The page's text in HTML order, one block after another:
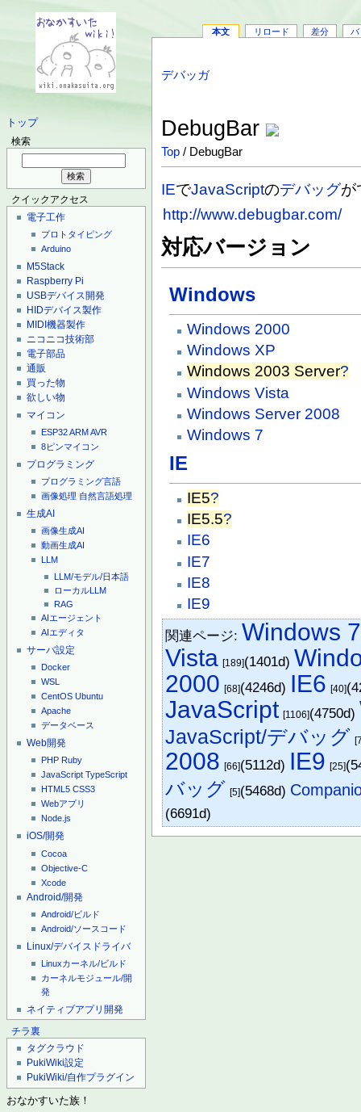
トップ
検索
クイックアクセス
電子工作
プロトタイピング
Arduino
M5Stack
Raspberry Pi
USBデバイス開発
HIDデバイス製作
MIDI機器製作
ニコニコ技術部
電子部品
通販
買った物
欲しい物
マイコン
ESP32ARMAVR
8ピンマイコン
プログラミング
プログラミング言語
画像処理 自然言語処理
生成AI
画像生成AI
動画生成AI
LLM
LLM/モデル/日本語
ローカルLLM
RAG
AIエージェント
AIエディタ
サーバ設定
Docker
WSL
CentOS Ubuntu
Apache
データベース
Web開発
PHP Ruby
JavaScript TypeScript
HTML5 CSS3
Webアプリ
Node.js
iOS/開発
Cocoa
Objective-C
Xcode
Android/開発
Android/ビルド
Android/ソースコード
Linux/デバイスドライバ
Linuxカーネル/ビルド
カーネルモジュール/開
発
ネイティブアプリ開発
チラ裏
タグクラウド
PukiWiki設定
PukiWiki/自作プラグイン
おなかすいた族！
本文 リロード 差分 バ
デバッガ
DebugBar
Top / DebugBar
IEでJavaScriptのデバッグが
http://www.debugbar.com/
対応バージョン
Windows
Windows 2000
Windows XP
Windows 2003 Server?
Windows Vista
Windows Server 2008
Windows 7
IE
IE5?
IE5.5?
IE6
IE7
IE8
IE9
関連ページ: Windows 7
Vista [189](1401d)
2000 [68](4246d) IE6 [40]
JavaScript [1106](4750d)
JavaScript/デバッグ
2008 [66](5112d) IE9 [25]
バッグ [5](5468d)
(6691d)